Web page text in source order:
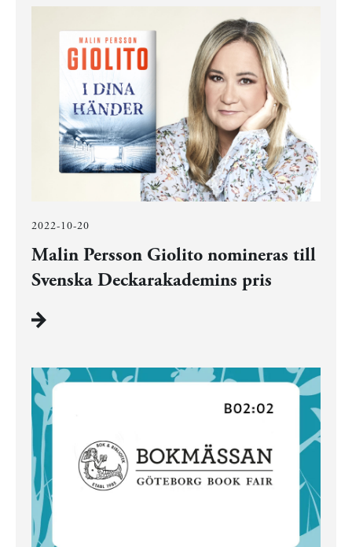
2022-10-20
Malin Persson Giolito nomineras till
Svenska Deckarakademins pris